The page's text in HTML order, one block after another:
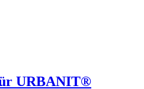
URBANIT®